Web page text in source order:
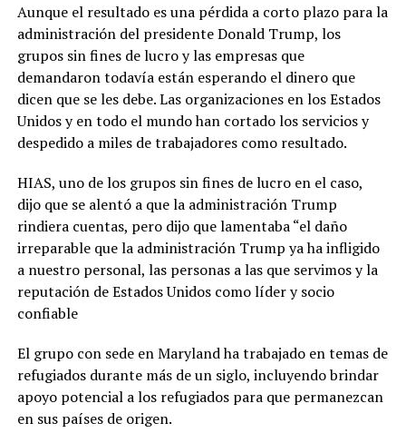
Aunque el resultado es una pérdida a corto plazo para la
administración del presidente Donald Trump, los
grupos sin fines de lucro y las empresas que
demandaron todavía están esperando el dinero que
dicen que se les debe. Las organizaciones en los Estados
Unidos y en todo el mundo han cortado los servicios y
despedido a miles de trabajadores como resultado.
HIAS, uno de los grupos sin fines de lucro en el caso,
dijo que se alentó a que la administración Trump
rindiera cuentas, pero dijo que lamentaba “el daño
irreparable que la administración Trump ya ha infligido
a nuestro personal, las personas a las que servimos y la
reputación de Estados Unidos como líder y socio
confiable
El grupo con sede en Maryland ha trabajado en temas de
refugiados durante más de un siglo, incluyendo brindar
apoyo potencial a los refugiados para que permanezcan
en sus países de origen.